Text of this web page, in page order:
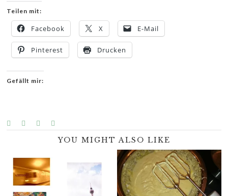
Teilen mit:
Facebook X E-Mail
Pinterest Drucken
Gefällt mir:
YOU MIGHT ALSO LIKE